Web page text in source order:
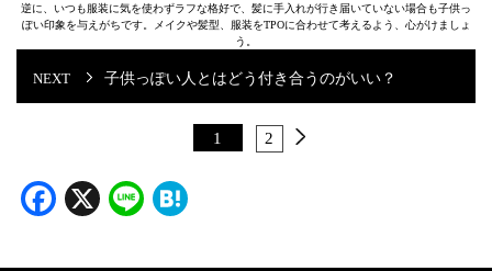
逆に、いつも服装に気を使わずラフな格好で、髪に手入れが行き届いていない場合も子供っ
ぽい印象を与えがちです。メイクや髪型、服装をTPOに合わせて考えるよう、心がけましょ
う。
子供っぽい人とはどう付き合うのがいい？
1 2
Facebook
X Line